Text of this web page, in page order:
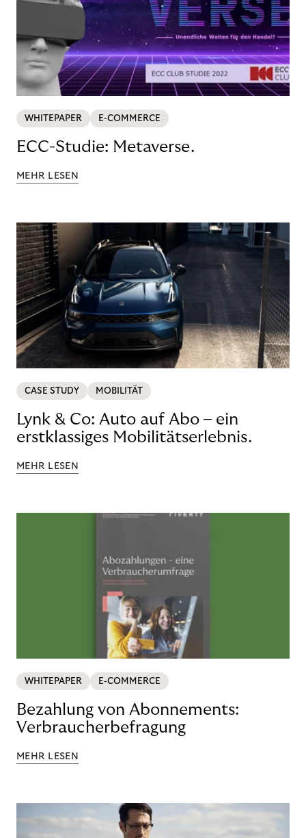
WHITEPAPER E-COMMERCE
ECC-Studie: Metaverse.
MEHR LESEN
CASE STUDY MOBILITÄT
Lynk & Co: Auto auf Abo – ein
erstklassiges Mobilitätserlebnis.
MEHR LESEN
WHITEPAPER E-COMMERCE
Bezahlung von Abonnements:
Verbraucherbefragung
MEHR LESEN